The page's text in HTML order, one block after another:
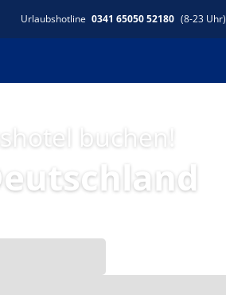
Urlaubshotline 0341 65050 52180 (8-23 Uhr)
buchen!